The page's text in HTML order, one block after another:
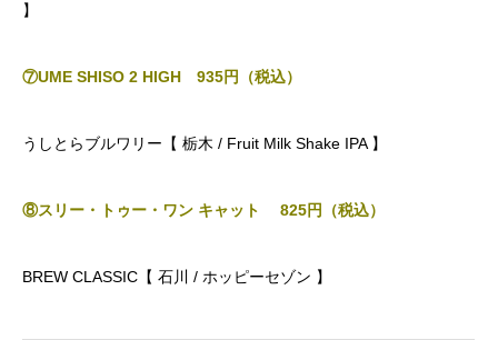
】
⑦UME SHISO 2 HIGH 935円（税込）
うしとらブルワリー【 栃木 / Fruit Milk Shake IPA 】
⑧スリー・トゥー・ワン キャット 825円（税込）
BREW CLASSIC【 石川 / ホッピーセゾン 】